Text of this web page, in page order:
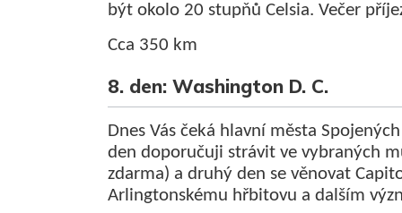
být okolo 20 stupňů Celsia. Večer
Cca 350 km
8. den: Washington D. C.
Dnes Vás čeká hlavní města
den doporučuji strávit ve vybraných
zdarma) a druhý den se věnovat
Arlingtonskému hřbitovu a dalším